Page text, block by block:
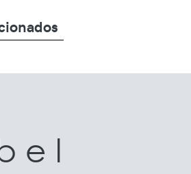
e l